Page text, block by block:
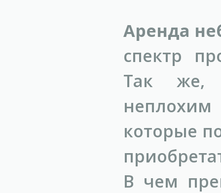
Аренда
спектр
Так же,
которые
В чем